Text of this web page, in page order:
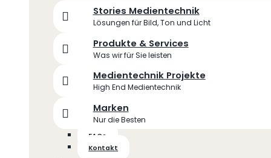
Stories Medientechnik
Lösungen für Bild, Ton und Licht
Produkte & Services
Was wir für Sie leisten
Medientechnik Projekte
High End Medientechnik
Marken
Nur die Besten
FAQs
Kontakt